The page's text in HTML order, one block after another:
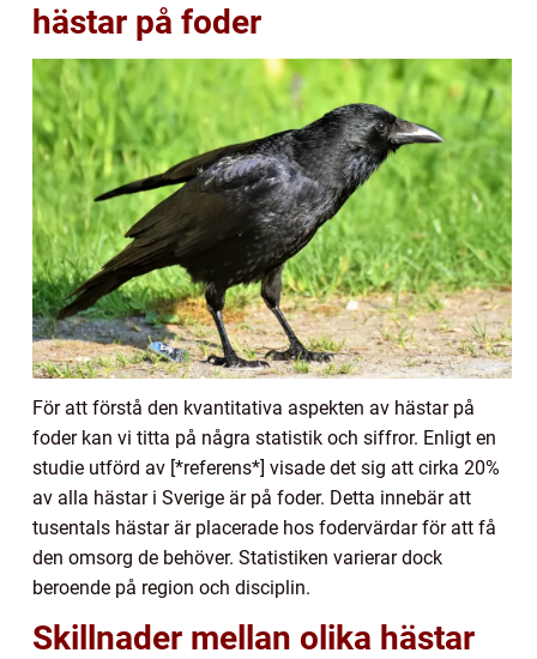
hästar på foder
För att förstå den kvantitativa aspekten av hästar på
foder kan vi titta på några statistik och siffror. Enligt en
studie utförd av [*referens*] visade det sig att cirka 20%
av alla hästar i Sverige är på foder. Detta innebär att
tusentals hästar är placerade hos fodervärdar för att få
den omsorg de behöver. Statistiken varierar dock
beroende på region och disciplin.
Skillnader mellan olika hästar